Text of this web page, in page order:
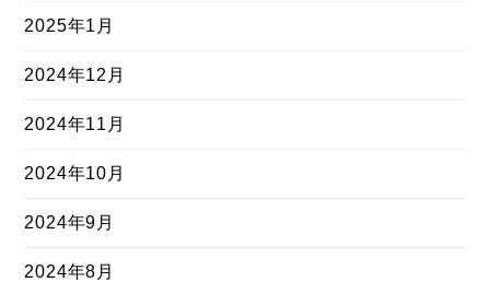
2025年1月
2024年12月
2024年11月
2024年10月
2024年9月
2024年8月